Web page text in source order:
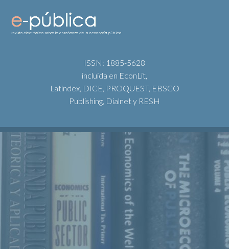
ISSN: 1885-5628
incluida en EconLit,
Latindex, DICE, PROQUEST, EBSCO
Publishing, Dialnet y RESH